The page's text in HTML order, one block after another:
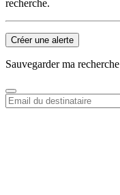
recherche.
Créer une alerte
Sauvegarder ma recherche